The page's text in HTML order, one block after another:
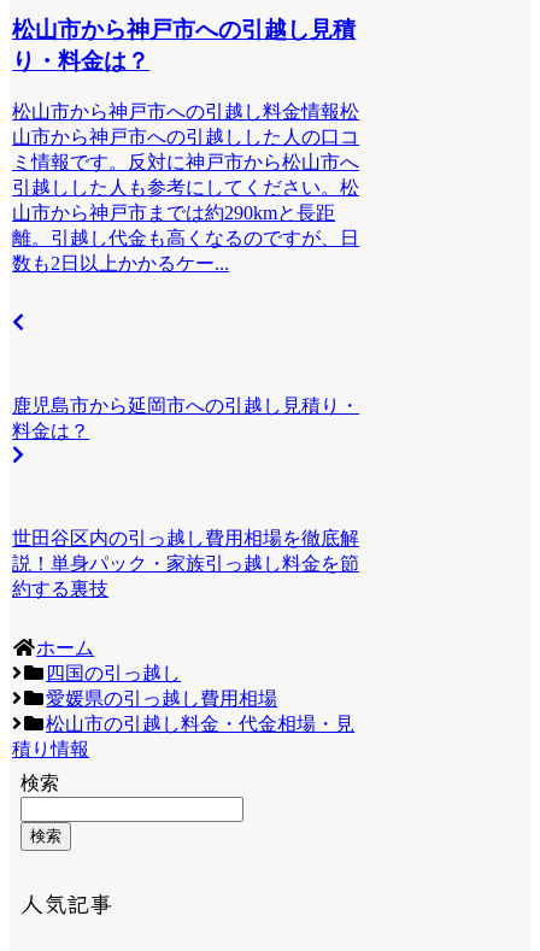
松山市から神戸市への引越し見積
り・料金は？
松山市から神戸市への引越し料金情報松
山市から神戸市への引越しした人の口コ
ミ情報です。反対に神戸市から松山市へ
引越しした人も参考にしてください。松
山市から神戸市までは約290kmと長距
離。引越し代金も高くなるのですが、日
数も2日以上かかるケー...
鹿児島市から延岡市への引越し見積り・
料金は？
世田谷区内の引っ越し費用相場を徹底解
説！単身パック・家族引っ越し料金を節
約する裏技
ホーム
四国の引っ越し
愛媛県の引っ越し費用相場
松山市の引越し料金・代金相場・見
積り情報
検索
検索
人気記事